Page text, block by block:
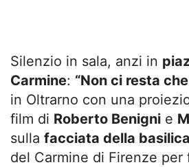
Silenzio in sala, anzi in
Carmine: “Non ci resta
in Oltrarno con una
film di Roberto Benigni e
sulla facciata della basilica
del Carmine di Firenze